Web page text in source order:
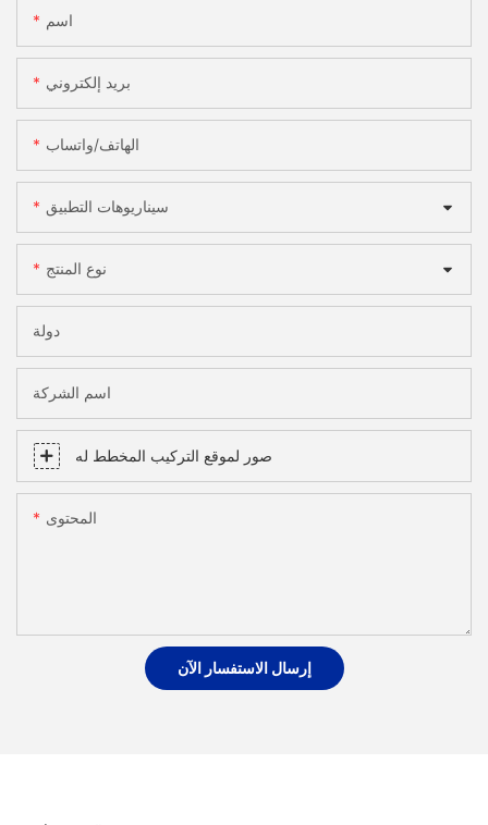
اسم
بريد إلكتروني
الهاتف/واتساب
سيناريوهات التطبيق
نوع المنتج
دولة
اسم الشركة
صور لموقع التركيب المخطط له
المحتوى
إرسال الاستفسار الآن